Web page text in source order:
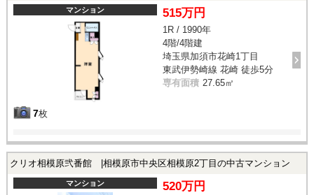
マンション
7枚
515万円
1R / 1990年
4階/4階建
埼玉県加須市花崎1丁目
東武伊勢崎線 花崎 徒歩5分
専有面積 27.65㎡
クリオ相模原弐番館 |相模原市中央区相模原2丁目の中古マンション
マンション 520万円